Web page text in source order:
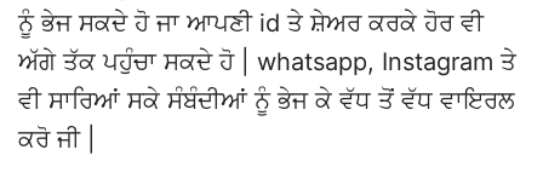
ਨੂੰ ਭੇਜ ਸਕਦੇ ਹੋ ਜਾ ਆਪਣੀ id ਤੇ ਸ਼ੇਅਰ ਕਰਕੇ ਹੋਰ ਵੀ
ਅੱਗੇ ਤੱਕ ਪਹੁੰਚਾ ਸਕਦੇ ਹੋ | whatsapp, Instagram ਤੇ
ਵੀ ਸਾਰਿਆਂ ਸਕੇ ਸੰਬੰਦੀਆਂ ਨੂੰ ਭੇਜ ਕੇ ਵੱਧ ਤੋਂ ਵੱਧ ਵਾਇਰਲ
ਕਰੋ ਜੀ |